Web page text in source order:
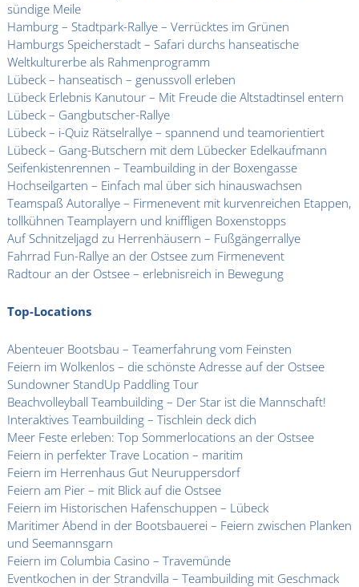
sündige Meile
Hamburg – Stadtpark-Rallye – Verrücktes im Grünen
Hamburgs Speicherstadt – Safari durchs hanseatische
Weltkulturerbe als Rahmenprogramm
Lübeck – hanseatisch – genussvoll erleben
Lübeck Erlebnis Kanutour – Mit Freude die Altstadtinsel entern
Lübeck – Gangbutscher-Rallye
Lübeck – i-Quiz Rätselrallye – spannend und teamorientiert
Lübeck – Gang-Butschern mit dem Lübecker Edelkaufmann
Seifenkistenrennen – Teambuilding in der Boxengasse
Hochseilgarten – Einfach mal über sich hinauswachsen
Teamspaß Autorallye – Firmenevent mit kurvenreichen Etappen,
tollkühnen Teamplayern und kniffligen Boxenstopps
Auf Schnitzeljagd zu Herrenhäusern – Fußgängerrallye
Fahrrad Fun-Rallye an der Ostsee zum Firmenevent
Radtour an der Ostsee – erlebnisreich in Bewegung
Top-Locations
Abenteuer Bootsbau – Teamerfahrung vom Feinsten
Feiern im Wolkenlos – die schönste Adresse auf der Ostsee
Sundowner StandUp Paddling Tour
Beachvolleyball Teambuilding – Der Star ist die Mannschaft!
Interaktives Teambuilding – Tischlein deck dich
Meer Feste erleben: Top Sommerlocations an der Ostsee
Feiern in perfekter Trave Location – maritim
Feiern im Herrenhaus Gut Neuruppersdorf
Feiern am Pier – mit Blick auf die Ostsee
Feiern im Historischen Hafenschuppen – Lübeck
Maritimer Abend in der Bootsbauerei – Feiern zwischen Planken
und Seemannsgarn
Feiern im Columbia Casino – Travemünde
Eventkochen in der Strandvilla – Teambuilding mit Geschmack